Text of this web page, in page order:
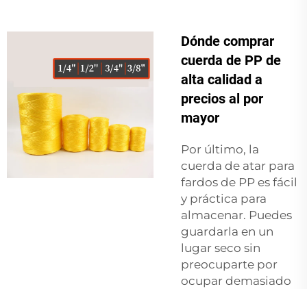
Dónde comprar
cuerda de PP de
alta calidad a
precios al por
mayor
Por último, la
cuerda de atar para
fardos de PP es fácil
y práctica para
almacenar. Puedes
guardarla en un
lugar seco sin
preocuparte por
ocupar demasiado